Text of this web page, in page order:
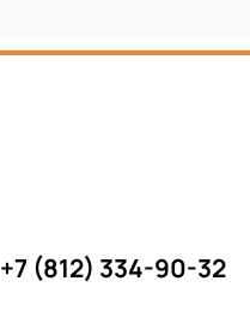
+7 (812) 334-90-32